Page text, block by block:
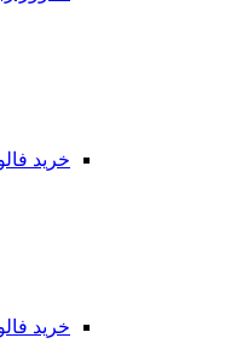
خرید
خرید